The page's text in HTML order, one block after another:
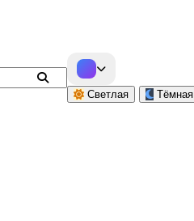
Светлая Тёмная